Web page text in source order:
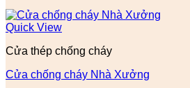
Quick View
Cửa thép chống cháy
Cửa chống cháy Nhà Xưởng